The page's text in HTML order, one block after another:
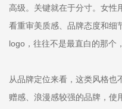
高级。关键就在于分寸。女性
看重审美质感、品牌态度和细
logo，往往不是最直白的那个
从品牌定位来看，这类风格也
赠感、浪漫感较强的品牌，使